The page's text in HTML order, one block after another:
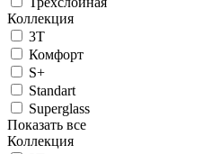
Коллекция
3T
Комфорт
S+
Standart
Superglass
Показать все
Коллекция